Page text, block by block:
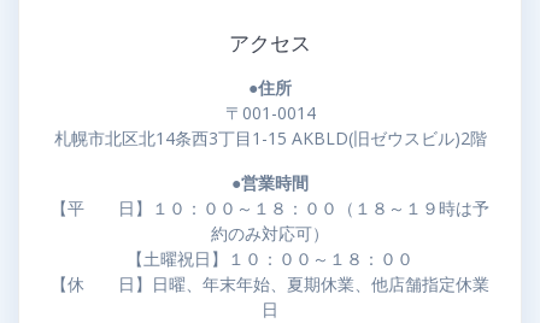
アクセス
●住所
〒001-0014
札幌市北区北14条西3丁目1-15 AKBLD(旧ゼウスビル)2階
●営業時間
【平 日】１０：００～１８：００（１８～１９時は予
約のみ対応可）
【土曜祝日】１０：００～１８：００
【休 日】日曜、年末年始、夏期休業、他店舗指定休業
日